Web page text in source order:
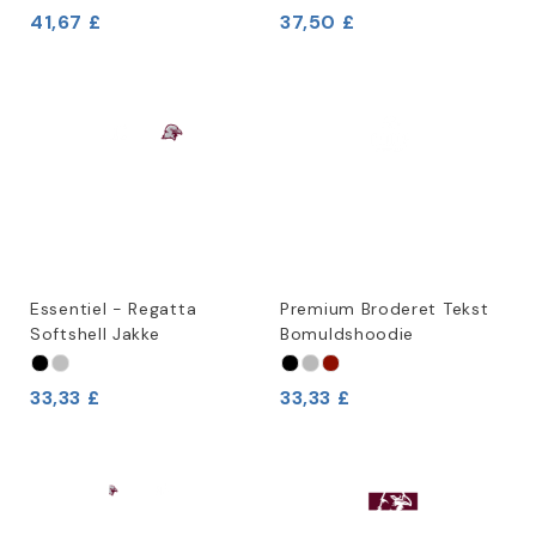
41,67 £ 37,50 £
Essentiel - Regatta
Softshell Jakke
33,33 £
Premium Broderet Tekst
Bomuldshoodie
33,33 £